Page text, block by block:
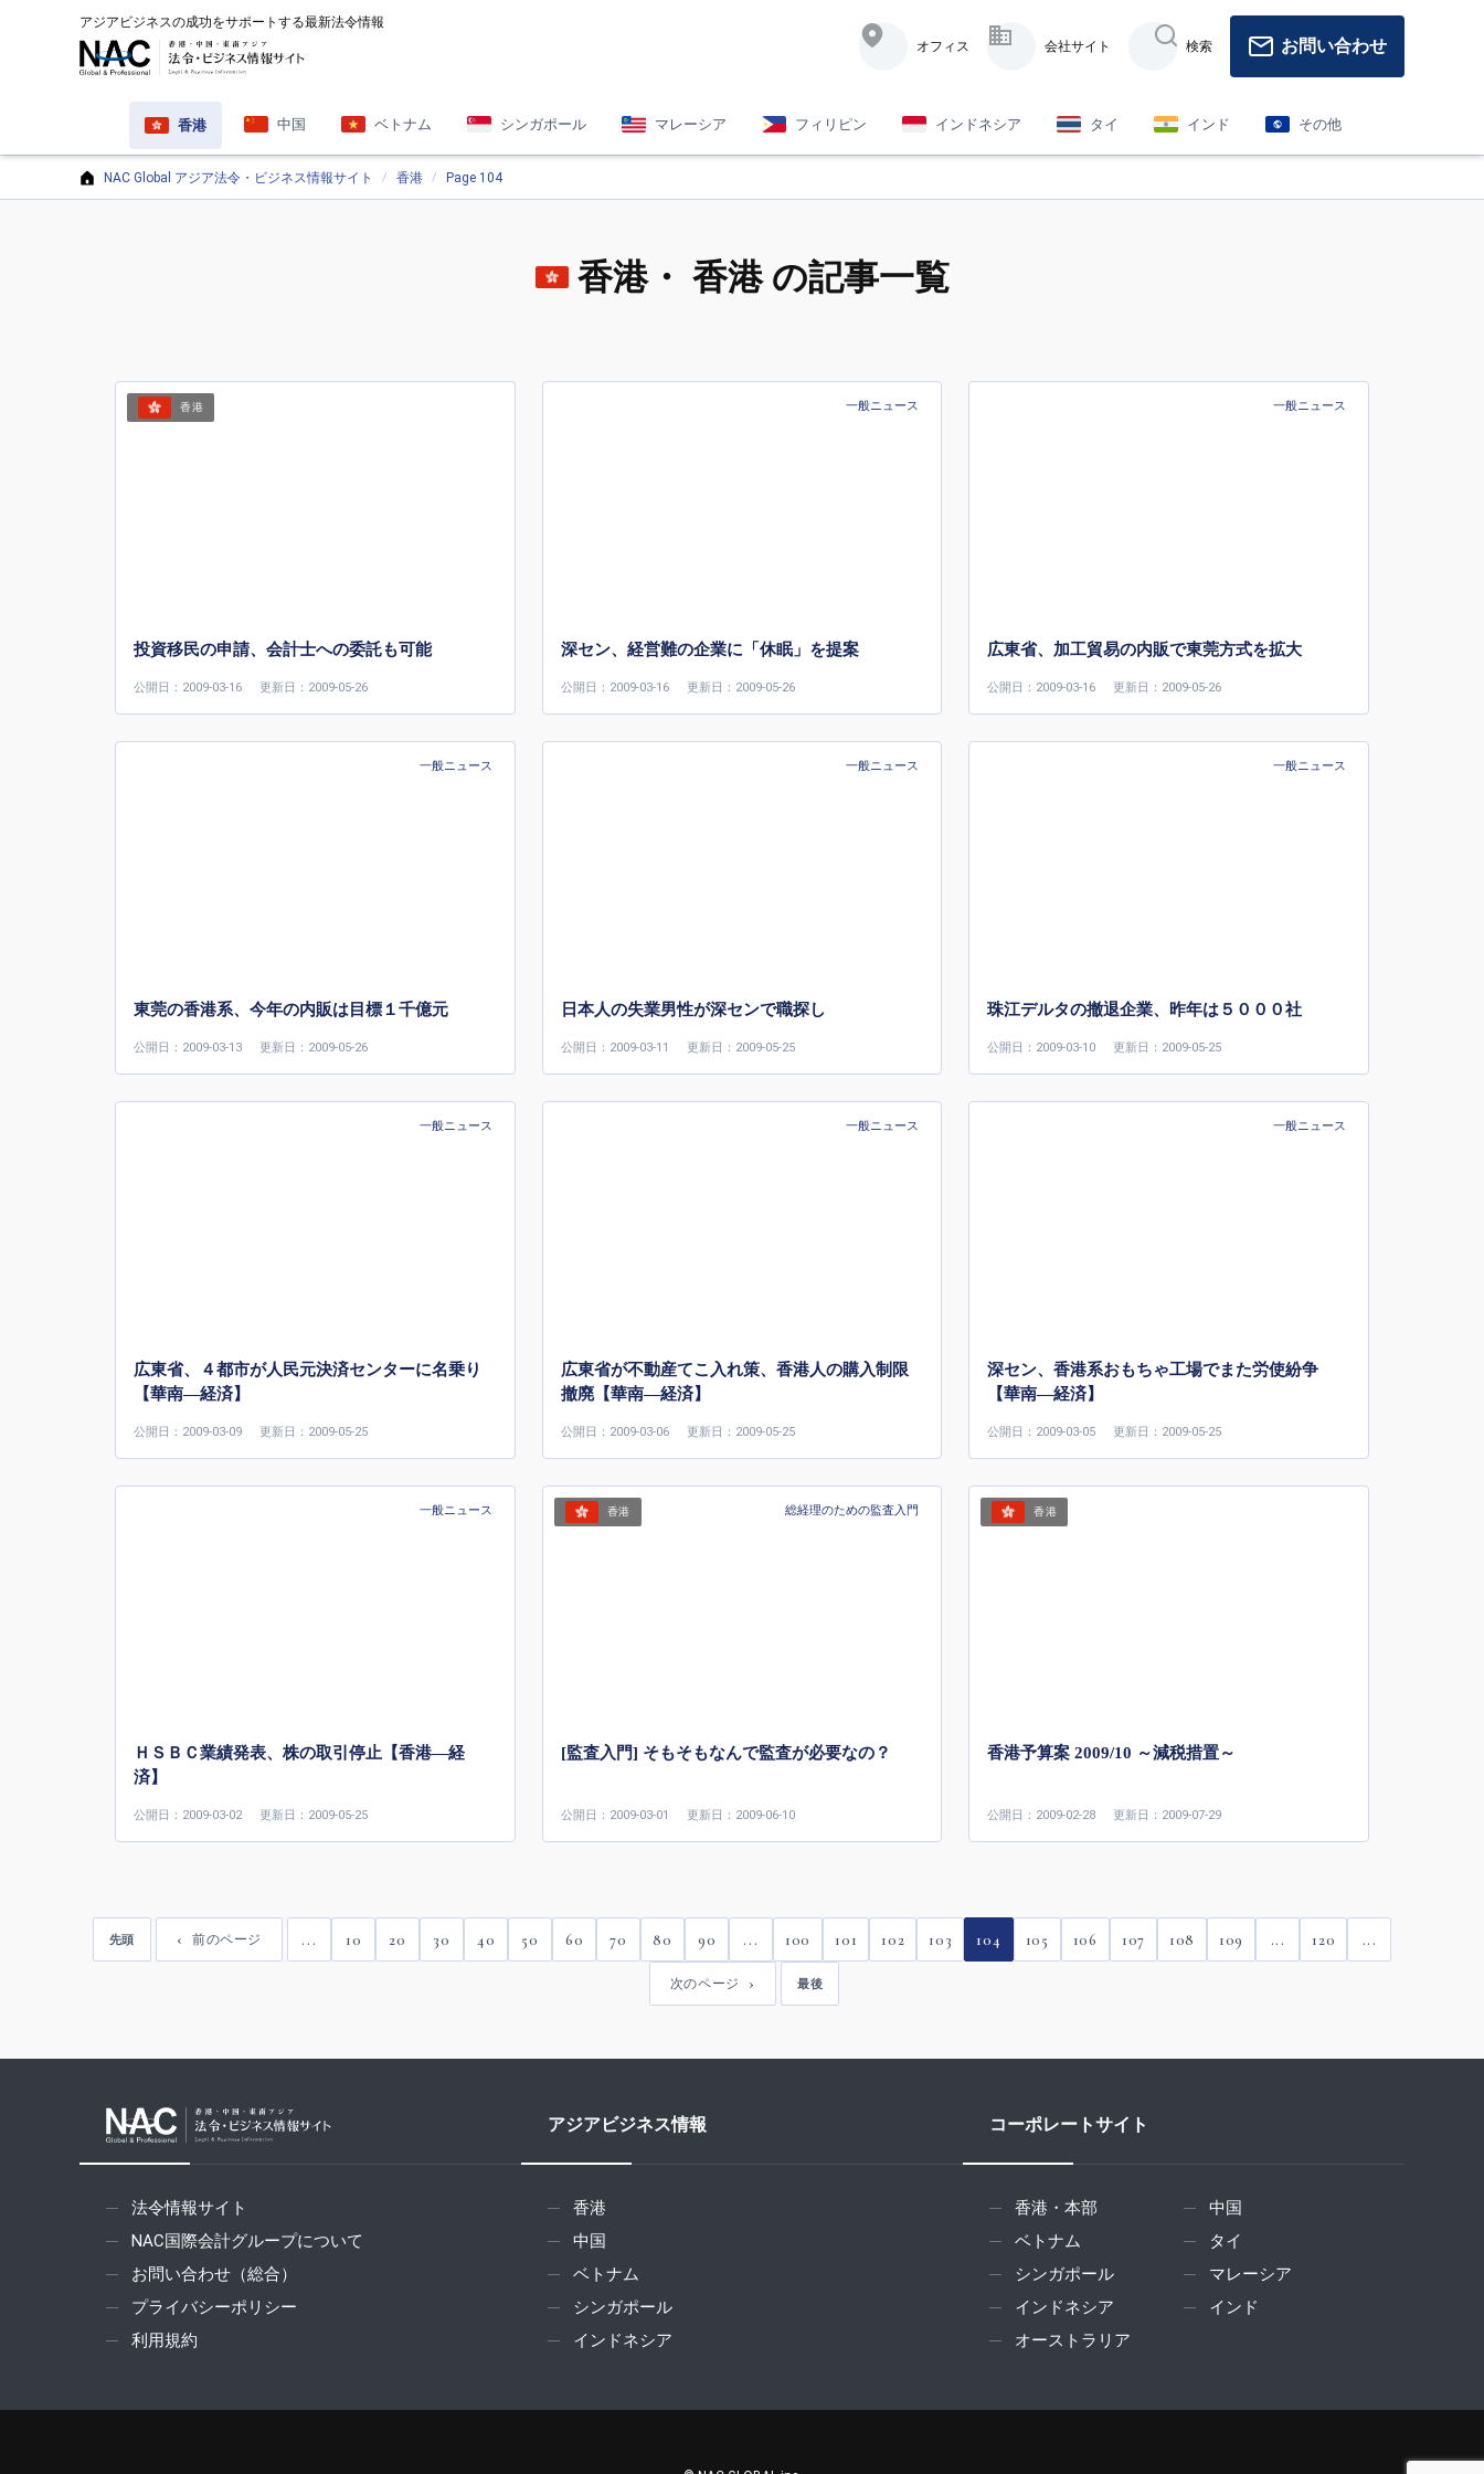
アジアビジネスの成功をサポートする最新法令情報
オフィス
会社サイト 検索 お問い合わせ
香港 中国 ベトナム シンガポール マレーシア フィリピン インドネシア タイ インド その他
NAC Global アジア法令・ビジネス情報サイト 香港 Page 104
香港・ 香港 の記事一覧
香港
投資移民の申請、会計士への委託も可能
公開日：2009-03-16 更新日：2009-05-26
一般ニュース
深セン、経営難の企業に「休眠」を提案
公開日：2009-03-16 更新日：2009-05-26
一般ニュース
広東省、加工貿易の内販で東莞方式を拡大
公開日：2009-03-16 更新日：2009-05-26
一般ニュース
東莞の香港系、今年の内販は目標１千億元
公開日：2009-03-13 更新日：2009-05-26
一般ニュース
日本人の失業男性が深センで職探し
公開日：2009-03-11 更新日：2009-05-25
一般ニュース
珠江デルタの撤退企業、昨年は５０００社
公開日：2009-03-10 更新日：2009-05-25
一般ニュース
広東省、４都市が人民元決済センターに名乗り
【華南—経済】
公開日：2009-03-09 更新日：2009-05-25
一般ニュース
広東省が不動産てこ入れ策、香港人の購入制限
撤廃【華南—経済】
公開日：2009-03-06 更新日：2009-05-25
一般ニュース
深セン、香港系おもちゃ工場でまた労使紛争
【華南—経済】
公開日：2009-03-05 更新日：2009-05-25
一般ニュース
ＨＳＢＣ業績発表、株の取引停止【香港—経
済】
公開日：2009-03-02 更新日：2009-05-25
香港 総経理のための監査入門
[監査入門] そもそもなんで監査が必要なの？
公開日：2009-03-01 更新日：2009-06-10
香港
香港予算案 2009/10 ～減税措置～
公開日：2009-02-28 更新日：2009-07-29
先頭 前のページ ... 10 20 30 40 50 60 70 80 90 ... 100 101 102 103 104 105 106 107 108 109 ... 120 ...
次のページ 最後
法令情報サイト
NAC国際会計グループについて
お問い合わせ（総合）
プライバシーポリシー
利用規約
アジアビジネス情報
香港
中国
ベトナム
シンガポール
インドネシア
コーポレートサイト
香港・本部
中国
ベトナム
タイ
シンガポール
マレーシア
インドネシア
インド
オーストラリア